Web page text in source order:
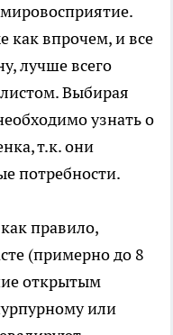
как впрочем, и все
лучше всего
Выбирая
узнать о
т.к. они
потребности.
правило,
(примерно до 8
открытым
или